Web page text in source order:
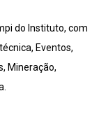
do Instituto, com
Eventos,
Mineração,